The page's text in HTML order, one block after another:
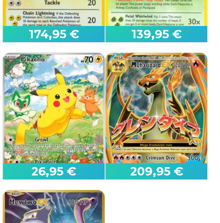
First Edition
Electrode
Jungle
174,95 €
First Edition
Dark Vileplume (Holo)
Team Rocket
139,95 €
26,95 € 209,95 €